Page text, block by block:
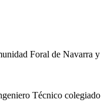
Foral de Navarra
Técnico colegiado